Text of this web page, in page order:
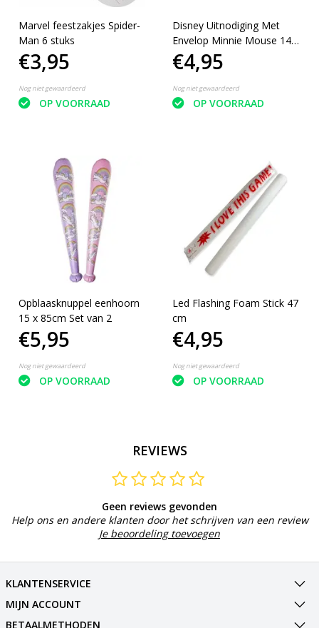
Marvel feestzakjes Spider-
Man 6 stuks
€3,95
Nog niet gewaardeerd
OP VOORRAAD
Disney Uitnodiging Met
Envelop Minnie Mouse 14,5
Cm 5 Stuks
€4,95
Nog niet gewaardeerd
OP VOORRAAD
Opblaasknuppel eenhoorn
15 x 85cm Set van 2
€5,95
Nog niet gewaardeerd
OP VOORRAAD
Led Flashing Foam Stick 47
cm
€4,95
Nog niet gewaardeerd
OP VOORRAAD
REVIEWS
Geen reviews gevonden
Help ons en andere klanten door het schrijven van een review
Je beoordeling toevoegen
KLANTENSERVICE
MIJN ACCOUNT
BETAALMETHODEN